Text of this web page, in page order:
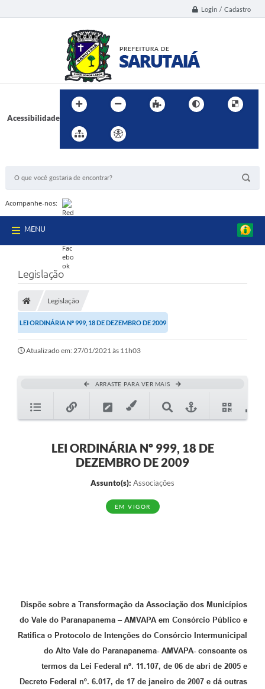
Login / Cadastro
Acessibilidade
Acompanhe-nos:
MENU
Legislação
Legislação
LEI ORDINÁRIA Nº 999, 18 DE DEZEMBRO DE 2009
Atualizado em: 27/01/2021 às 11h03
ARRASTE PARA VER MAIS
LEI ORDINÁRIA Nº 999, 18 DE
DEZEMBRO DE 2009
Assunto(s): Associações
EM VIGOR
Dispõe sobre a Transformação da Associação dos Municípios
do Vale do Paranapanema – AMVAPA em Consórcio Público e
Ratifica o Protocolo de Intenções do Consórcio Intermunicipal
do Alto Vale do Paranapanema- AMVAPA- consoante os
termos da Lei Federal nº. 11.107, de 06 de abri de 2005 e
Decreto Federal nº. 6.017, de 17 de janeiro de 2007 e dá outras